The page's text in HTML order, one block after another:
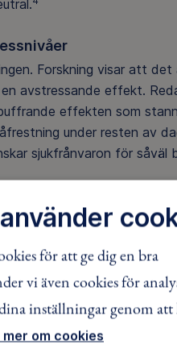
Forskning visar att
avstressande effekt.
effekten som
under resten av
sjukfrånvaron för såväl
enligt
och
barn
för att ge dig en bra
vi även cookies för
inställningar genom att
mer om cookies